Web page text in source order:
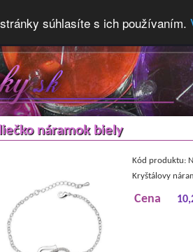
súhlasíte s ich používaním.
náramok biely
Kód produktu:
Kryštálovy
Cena